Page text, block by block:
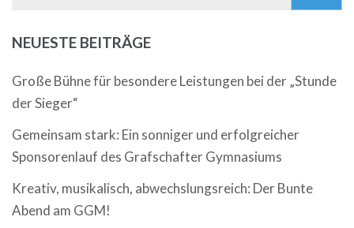
NEUESTE BEITRÄGE
Große Bühne für besondere Leistungen bei der „Stunde
der Sieger“
Gemeinsam stark: Ein sonniger und erfolgreicher
Sponsorenlauf des Grafschafter Gymnasiums
Kreativ, musikalisch, abwechslungsreich: Der Bunte
Abend am GGM!